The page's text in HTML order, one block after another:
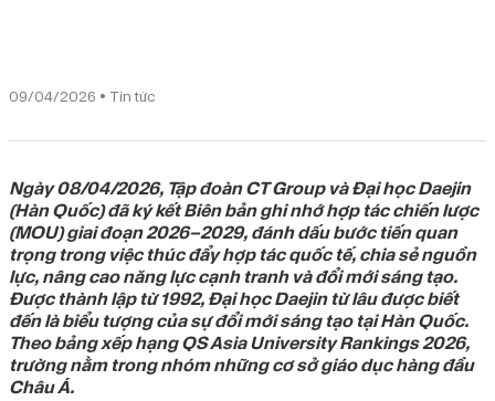
09/04/2026 • Tin tức
Ngày 08/04/2026, Tập đoàn CT Group và Đại học Daejin
(Hàn Quốc) đã ký kết Biên bản ghi nhớ hợp tác chiến lược
(MOU) giai đoạn 2026–2029, đánh dấu bước tiến quan
trọng trong việc thúc đẩy hợp tác quốc tế, chia sẻ nguồn
lực, nâng cao năng lực cạnh tranh và đổi mới sáng tạo.
Được thành lập từ 1992, Đại học Daejin từ lâu được biết
đến là biểu tượng của sự đổi mới sáng tạo tại Hàn Quốc.
Theo bảng xếp hạng QS Asia University Rankings 2026,
trường nằm trong nhóm những cơ sở giáo dục hàng đầu
Châu Á.